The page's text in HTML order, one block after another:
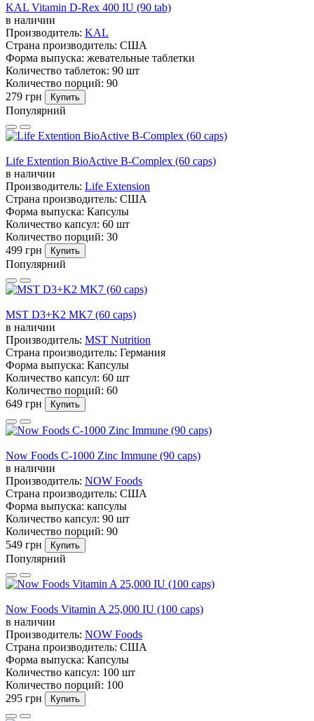
KAL Vitamin D-Rex 400 IU (90 tab)
в наличии
Производитель: KAL
Страна производитель: США
Форма выпуска: жевательные таблетки
Количество таблеток: 90 шт
Количество порций: 90
279 грн
Купить
Популярний
Life Extention BioActive B-Complex (60 caps)
в наличии
Производитель: Life Extension
Страна производитель: США
Форма выпуска: Капсулы
Количество капсул: 60 шт
Количество порций: 30
499 грн
Купить
Популярний
MST D3+K2 MK7 (60 caps)
в наличии
Производитель: MST Nutrition
Страна производитель: Германия
Форма выпуска: Капсулы
Количество капсул: 60 шт
Количество порций: 60
649 грн
Купить
Now Foods C-1000 Zinc Immune (90 caps)
в наличии
Производитель: NOW Foods
Страна производитель: США
Форма выпуска: капсулы
Количество капсул: 90 шт
Количество порций: 90
549 грн
Купить
Популярний
Now Foods Vitamin A 25,000 IU (100 caps)
в наличии
Производитель: NOW Foods
Страна производитель: США
Форма выпуска: Капсулы
Количество капсул: 100 шт
Количество порций: 100
295 грн
Купить